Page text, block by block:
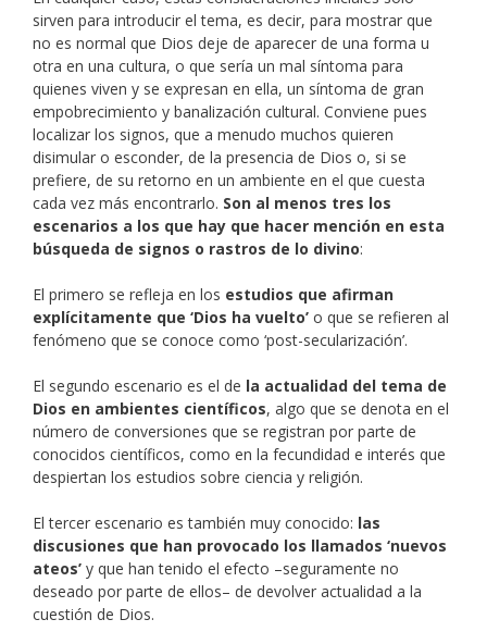
sirven para introducir el tema, es decir, para mostrar que
no es normal que Dios deje de aparecer de una forma u
otra en una cultura, o que sería un mal síntoma para
quienes viven y se expresan en ella, un síntoma de gran
empobrecimiento y banalización cultural. Conviene pues
localizar los signos, que a menudo muchos quieren
disimular o esconder, de la presencia de Dios o, si se
prefiere, de su retorno en un ambiente en el que cuesta
cada vez más encontrarlo. Son al menos tres los
escenarios a los que hay que hacer mención en esta
búsqueda de signos o rastros de lo divino:
El primero se refleja en los estudios que afirman
explícitamente que ‘Dios ha vuelto’ o que se refieren al
fenómeno que se conoce como ‘post-secularización’.
El segundo escenario es el de la actualidad del tema de
Dios en ambientes científicos, algo que se denota en el
número de conversiones que se registran por parte de
conocidos científicos, como en la fecundidad e interés que
despiertan los estudios sobre ciencia y religión.
El tercer escenario es también muy conocido: las
discusiones que han provocado los llamados ‘nuevos
ateos’ y que han tenido el efecto –seguramente no
deseado por parte de ellos– de devolver actualidad a la
cuestión de Dios.